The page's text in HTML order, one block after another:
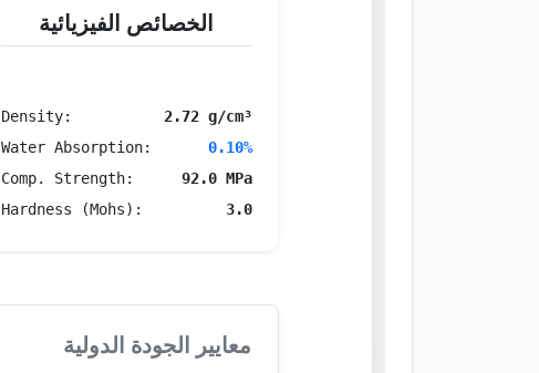
الخصائص الفيزيائية
Density:
2.72 g/cm³
Water Absorption:
0.10%
Comp. Strength:
92.0 MPa
Hardness (Mohs):
3.0
معايير الجودة الدولية